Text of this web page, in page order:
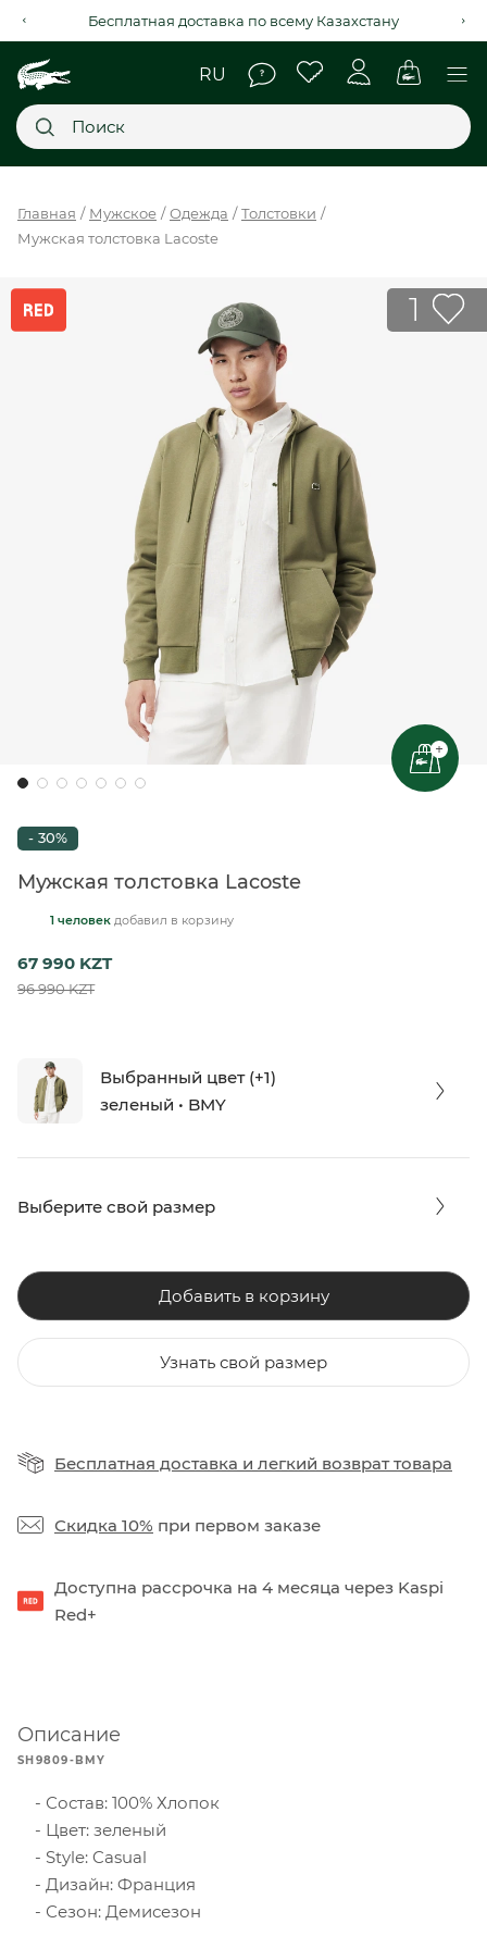
Бесплатная доставка по всему Казахстану
НОВИНКИ
SALE
МЫ LACOSTE
Главная Мужское Одежда
Толстовки
Мужская толстовка Lacoste
1
+
- 30%
Мужская толстовка Lacoste
1 человек добавил в корзину
67 990 KZT
96 990 KZT
Выбранный цвет (+1)
зеленый • BMY
Выберите свой размер
Добавить в корзину
Узнать свой размер
Бесплатная доставка и легкий возврат товара
Скидка 10% при первом заказе
Доступна рассрочка на 4 месяца через Kaspi
Red+
Описание
SH9809-BMY
Состав: 100% Хлопок
Цвет: зеленый
Style: Casual
Дизайн: Франция
Сезон: Демисезон